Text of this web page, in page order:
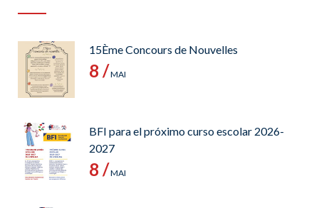
15Ème Concours de Nouvelles
8 /MAI
BFI para el próximo curso escolar 2026-
2027
8 /MAI